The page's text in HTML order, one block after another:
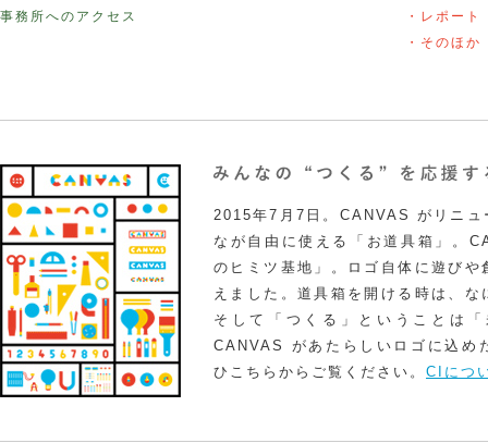
事務所へのアクセス
・レポート
・そのほか
2015年7月7日。CANVAS がリニュ
なが自由に使える「お道具箱」。
のヒミツ基地」。ロゴ自体に遊び
えました。道具箱を開ける時は、
そして「つくる」ということは
CANVAS があたらしいロゴに込め
ひこちらからご覧ください。 CIにつ